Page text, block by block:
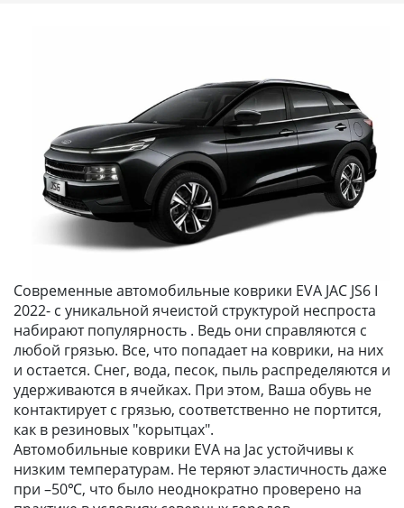
Современные автомобильные коврики EVA JAC JS6 I
2022- с уникальной ячеистой структурой неспроста
набирают популярность . Ведь они справляются с
любой грязью. Все, что попадает на коврики, на них
и остается. Снег, вода, песок, пыль распределяются и
удерживаются в ячейках. При этом, Ваша обувь не
контактирует с грязью, соответственно не портится,
как в резиновых "корытцах".
Автомобильные коврики EVA на Jac устойчивы к
низким температурам. Не теряют эластичность даже
при –50℃, что было неоднократно проверено на